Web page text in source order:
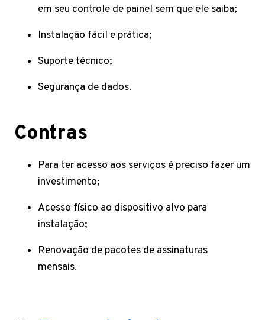
em seu controle de painel sem que ele saiba;
Instalação fácil e prática;
Suporte técnico;
Segurança de dados.
Contras
Para ter acesso aos serviços é preciso fazer um
investimento;
Acesso físico ao dispositivo alvo para
instalação;
Renovação de pacotes de assinaturas
mensais.